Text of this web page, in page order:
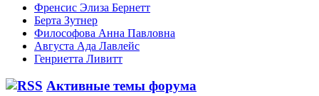
Френсис Элиза Бернетт
Берта Зутнер
Философова Анна Павловна
Августа Ада Лавлейс
Генриетта Ливитт
Активные темы форума